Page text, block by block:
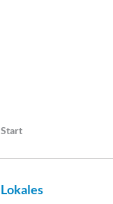
Start
Lokales